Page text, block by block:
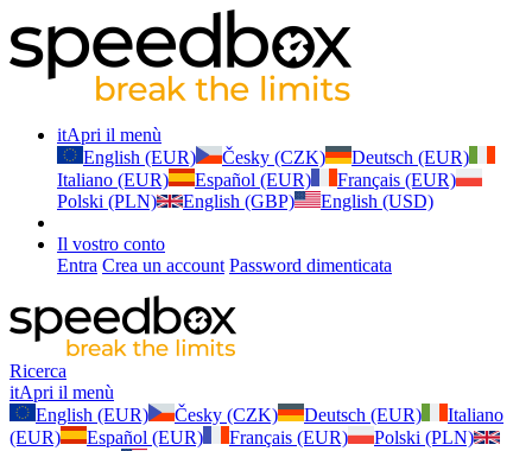
itApri il menù
English (EUR)
Česky (CZK)
Deutsch (EUR)
Italiano (EUR)
Español (EUR)
Français (EUR)
Polski (PLN)
English (GBP) English (USD)
Il vostro conto
Entra Crea un account Password dimenticata
Ricerca
itApri il menù
English (EUR)
Česky (CZK) Deutsch (EUR)
Italiano
(EUR)
Español (EUR) Français (EUR)
Polski (PLN)